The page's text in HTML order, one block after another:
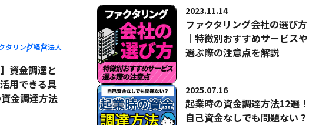
タリング経営法人
資金調達と
用できる具
金調達方法
2023.11.14
ファクタリング会社の選び方
｜特徴別おすすめサービスや
選ぶ際の注意点を解説
2025.07.16
起業時の資金調達方法12選！
自己資金なしでも問題ない？